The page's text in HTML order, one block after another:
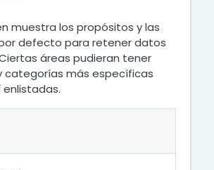
muestra los propósitos y las
defecto para retener datos
áreas pudieran tener
categorías más específicas